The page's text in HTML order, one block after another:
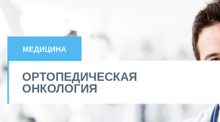
МЕДИЦИНА
ОРТОПЕДИЧЕСКАЯ
ОНКОЛОГИЯ